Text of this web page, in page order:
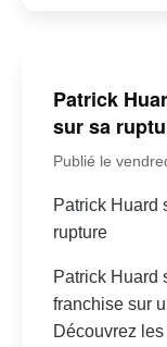
Patrick
sur sa
Publié le
Patrick Huard
rupture
Patrick Huard
franchise sur
Découvrez